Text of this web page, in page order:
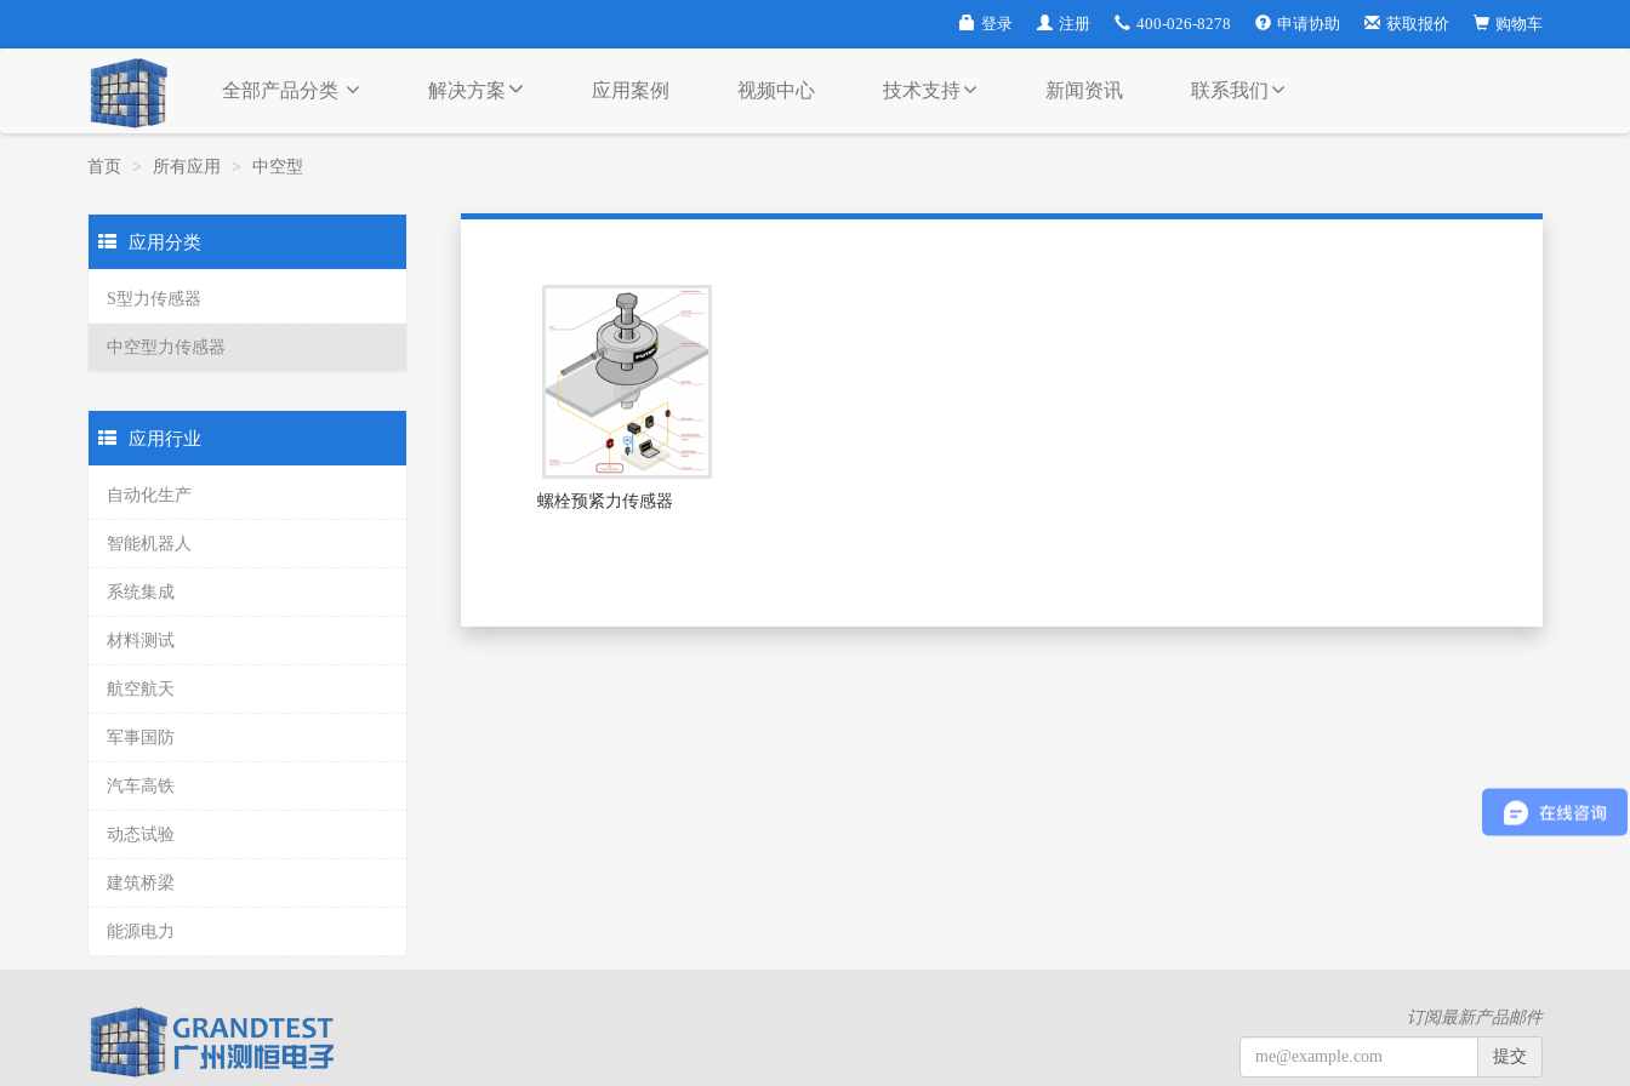
购物车
获取报价
申请协助
400-026-8278
注册
登录
全部产品分类 解决方案 应用案例 视频中心 技术支持 新闻资讯 联系我们
首页 所有应用 中空型
应用分类
S型力传感器
中空型力传感器
应用行业
自动化生产
智能机器人
系统集成
材料测试
航空航天
军事国防
汽车高铁
动态试验
建筑桥梁
能源电力
螺栓预紧力传感器
订阅最新产品邮件
提交